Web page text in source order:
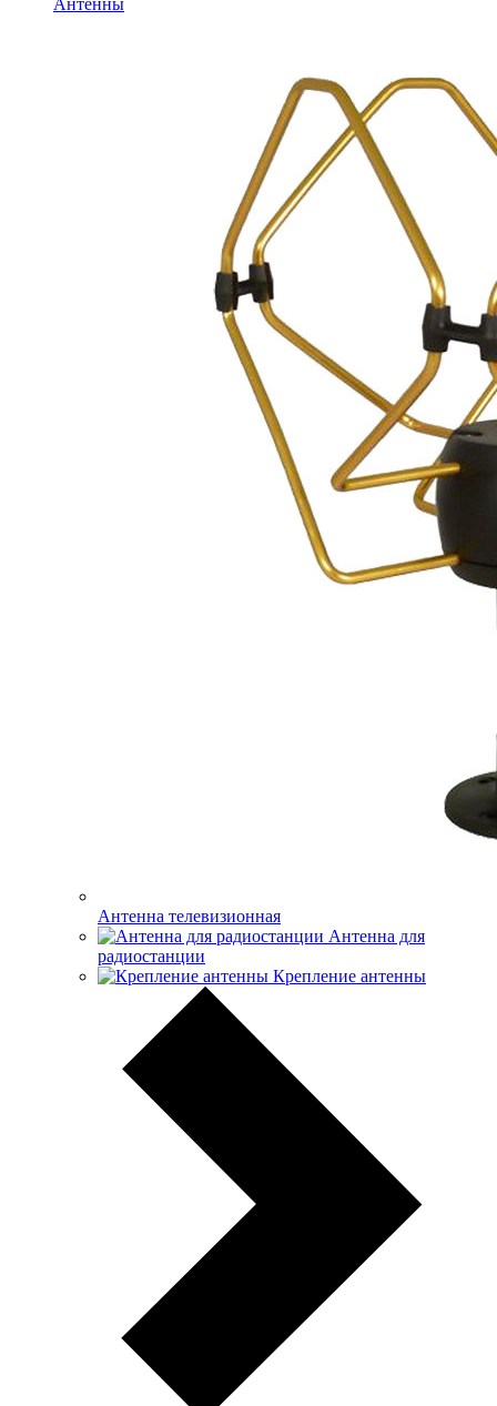
Антенна телевизионная
Антенна для
радиостанции
Крепление антенны